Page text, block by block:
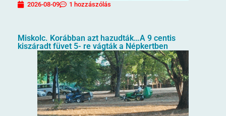
2026-08-09 1 hozzászólás
Miskolc. Korábban azt hazudták…A 9 centis
kiszáradt füvet 5- re vágták a Népkertben